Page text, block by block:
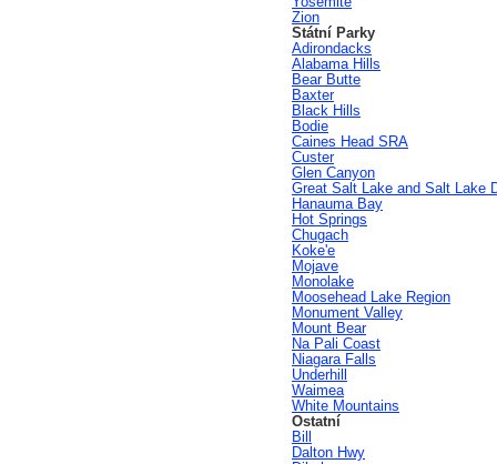
Zion
Státní Parky
Adirondacks
Alabama Hills
Bear Butte
Baxter
Black Hills
Bodie
Caines Head SRA
Custer
Glen Canyon
Great Salt Lake and Salt Lake
Hanauma Bay
Hot Springs
Chugach
Koke'e
Mojave
Monolake
Moosehead Lake Region
Monument Valley
Mount Bear
Na Pali Coast
Niagara Falls
Underhill
Waimea
White Mountains
Ostatní
Bill
Dalton Hwy